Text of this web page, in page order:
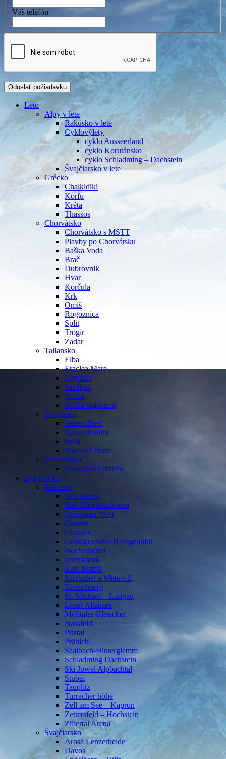
Váš telefón
Leto
Alpy v lete
Rakúsko v lete
Cyklovýlety
cyklo Ausseerland
cyklo Korutánsko
cyklo Schladming – Dachstein
Švajčiarsko v lete
Grécko
Chalkidiki
Korfu
Kréta
Thassos
Chorvátsko
Chorvátsko s MSTT
Plavby po Chorvátsku
Baška Voda
Brač
Dubrovnik
Hvar
Korčula
Krk
Omiš
Rogoznica
Split
Trogir
Zadar
Taliansko
Elba
Eraclea Mare
Lignano
Sardínia
Sicília
Sicília trajektom
Slovinsko
Jazero Bled
Jazero Bohinj
Izola
Portorož Piran
Francúzsko
Francúzska riviéra
Lyžovačka
Rakúsko
Skiopening
Bad Kleinkirchheim
Dachstein West
Gastein
Goldeck
Grossglockner Heiligenblut
Hochzillertal
Innerkrems
Kals Matrei
Kitzbühel a Mittersill
Kreischberg
St. Michael – Lungau
Loser Altausee
Mölltaler Gletscher
Nassfeld
Pitztal
Präbichl
Saalbach-Hinterglemm
Schladming Dachstein
Ski Juwel Alpbachtal
Stubai
Tauplitz
Turracher höhe
Zell am See – Kaprun
Zettersfeld – Hochstein
Zillertal Arena
Švajčiarsko
Arosa Lenzerheide
Davos